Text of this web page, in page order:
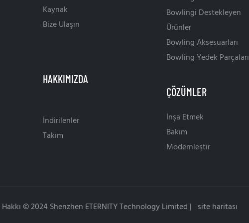
Kaynak
Bize Ulaşın
İndirilenler
Takım
Bowlingi Destekleyen
Ürünler
Bowling Aksesuarları
Bowling Yedek Parçaları
ÇÖZÜMLER
İnşa Etmek
Bakım
Modernleştir
© 2024 Shenzhen ETERNITY Technology Limited | site haritası